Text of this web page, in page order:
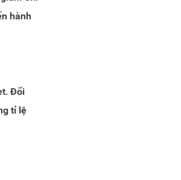
hành
Đối
tỉ lệ